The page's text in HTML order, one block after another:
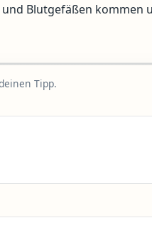
Blutgefäßen kommen
Tipp.